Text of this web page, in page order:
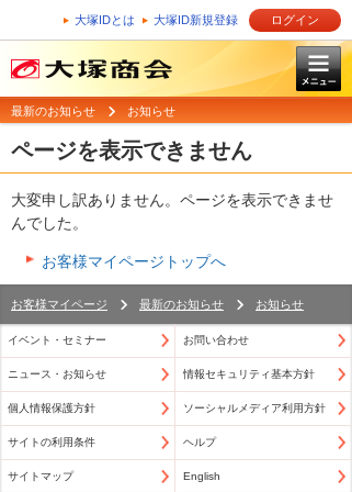
大塚IDとは 大塚ID新規登録 ログイン
最新のお知らせ お知らせ
ページを表示できません
大変申し訳ありません。ページを表示できませ
んでした。
お客様マイページトップへ
お客様マイページ 最新のお知らせ お知らせ
イベント・セミナー お問い合わせ
ニュース・お知らせ 情報セキュリティ基本方針
個人情報保護方針 ソーシャルメディア利用方針
サイトの利用条件 ヘルプ
サイトマップ English